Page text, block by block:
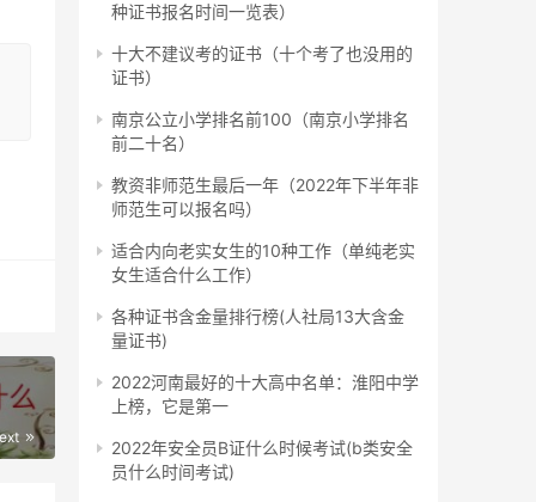
种证书报名时间一览表）
十大不建议考的证书（十个考了也没用的
证书）
南京公立小学排名前100（南京小学排名
前二十名）
教资非师范生最后一年（2022年下半年非
师范生可以报名吗）
适合内向老实女生的10种工作（单纯老实
女生适合什么工作）
各种证书含金量排行榜(人社局13大含金
量证书)
2022河南最好的十大高中名单：淮阳中学
上榜，它是第一
2022年安全员B证什么时候考试(b类安全
员什么时间考试)